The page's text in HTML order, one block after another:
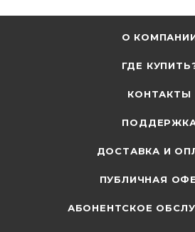
О
ГДЕ
КОНТАКТЫ
ДОСТАВКА И
ПУБЛИЧНАЯ
АБОНЕНТСКОЕ